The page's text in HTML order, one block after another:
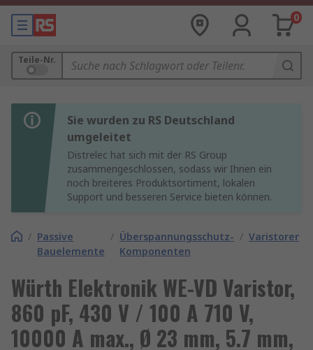
0
Teile-Nr.
Sie wurden zu RS Deutschland
umgeleitet
Distrelec hat sich mit der RS Group
zusammengeschlossen, sodass wir Ihnen ein
noch breiteres Produktsortiment, lokalen
Support und besseren Service bieten können.
/ Passive
Bauelemente
/ Überspannungsschutz-
Komponenten
/ Varistoren
Würth Elektronik WE-VD Varistor,
860 pF, 430 V / 100 A 710 V,
10000 A max., Ø 23 mm, 5.7 mm,